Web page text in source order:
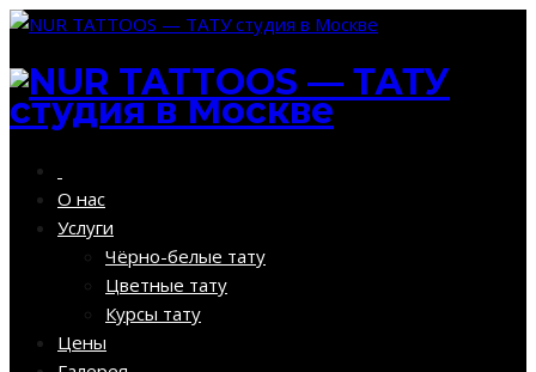
О нас
Услуги
Чёрно-белые тату
Цветные тату
Курсы тату
Цены